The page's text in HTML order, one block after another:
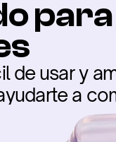
de usar y
a